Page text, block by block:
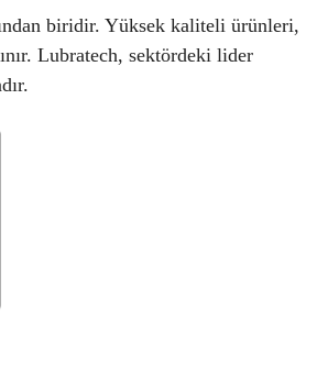
biridir. Yüksek kaliteli ürünleri,
Lubratech, sektördeki lider